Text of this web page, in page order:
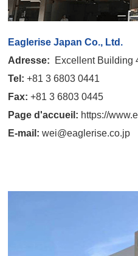
Eaglerise Japan Co., Ltd.
Adresse:
Excellent Building
Tel: +81 3 6803 0441
Fax: +81 3 6803 0445
Page d'accueil: https://
E-mail: wei@eaglerise.co.jp